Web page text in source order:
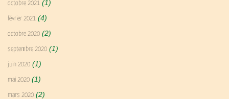
octobre 2021 (1)
février 2021 (4)
octobre 2020 (2)
septembre 2020 (1)
juin 2020 (1)
mai 2020 (1)
mars 2020 (2)